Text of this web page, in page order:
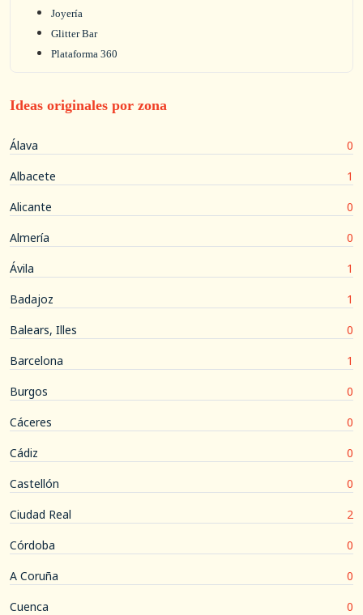
Joyería
Glitter Bar
Plataforma 360
Ideas originales por zona
Álava
0
Albacete
1
Alicante
0
Almería
0
Ávila
1
Badajoz
1
Balears, Illes
0
Barcelona
1
Burgos
0
Cáceres
0
Cádiz
0
Castellón
0
Ciudad Real
2
Córdoba
0
A Coruña
0
Cuenca
0